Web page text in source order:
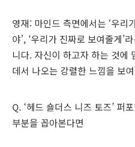
영재: 마인드 측면에서는 ‘우리
야’, ‘우리가 진짜로 보여줄게’
니다. 자신이 하고자 하는 것에
데서 나오는 강렬한 느낌을 보
Q. ‘헤드 숄더스 니즈 토즈’ 퍼
부분을 꼽아본다면